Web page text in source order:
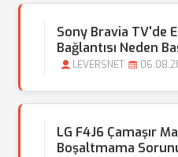
Sony Bravia TV'de
Bağlantısı Neden
LEVERSNET
LG F4J6 Çamaşır
Boşaltmama